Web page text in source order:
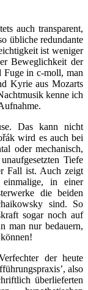
auch transparent,
übliche redundante
ist weniger
Beweglichkeit der
Fuge in c-moll, man
Kyrie aus Mozarts
kenne ich
Das kann nicht
wird es auch bei
oder mechanisch,
Tiefe
Fall ist. Auch zeigt
in einer
die beiden
sind. So
sogar noch auf
man nur bedauern,
der heute
also
überlieferten